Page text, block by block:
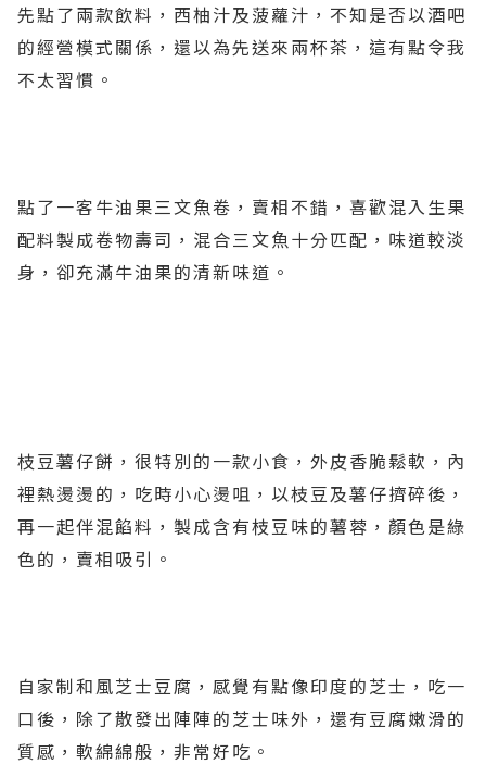
先點了兩款飲料，西柚汁及菠蘿汁，不知是否以酒吧
的經營模式關係，還以為先送來兩杯茶，這有點令我
不太習慣。
點了一客牛油果三文魚卷，賣相不錯，喜歡混入生果
配料製成卷物壽司，混合三文魚十分匹配，味道較淡
身，卻充滿牛油果的清新味道。
枝豆薯仔餅，很特別的一款小食，外皮香脆鬆軟，內
裡熱燙燙的，吃時小心燙咀，以枝豆及薯仔擠碎後，
再一起伴混餡料，製成含有枝豆味的薯蓉，顏色是綠
色的，賣相吸引。
自家制和風芝士豆腐，感覺有點像印度的芝士，吃一
口後，除了散發出陣陣的芝士味外，還有豆腐嫩滑的
質感，軟綿綿般，非常好吃。